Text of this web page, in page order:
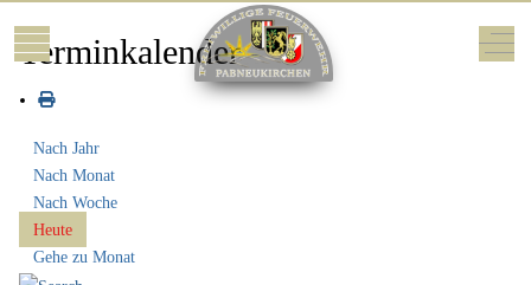
Mobile Menu Toggle Off-
Terminkalender
Nach Jahr
Nach Monat
Nach Woche
Heute
Gehe zu Monat